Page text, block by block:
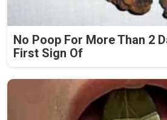
No Poop For More Than 2
First Sign Of